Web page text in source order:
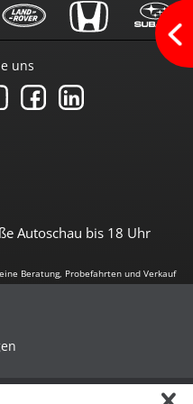
Autoschau bis 18 Uhr
uns
Beratung, Probefahrten und Verkauf